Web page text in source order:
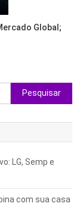
Global;
Pesquisar
por:
LG, Semp e
com sua casa